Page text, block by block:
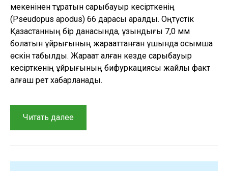
мекенінен тұратын сарыбауыр кесірткенің
(Pseudopus apodus) 66 дарасы қаралды. Оңтүстік
Қазақстанның бір данасында, ұзындығы 7,0 мм
болатын құйрығының жарақаттанған ұшында қосымша
өскін табылды. Жарақат алған кезде сарыбауыр
кесірткенің құйрығының бифуркациясы жайлы факт
алғаш рет хабарланады.
Читать далее
Қазақстандағы